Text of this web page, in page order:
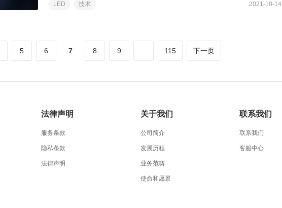
LED 技术 2021-10-14
5 6 7 8 9 115 下一页
法律声明
服务条款
隐私条款
法律声明
关于我们
公司简介
发展历程
业务范畴
使命和愿景
联系我们
联系我们
客服中心